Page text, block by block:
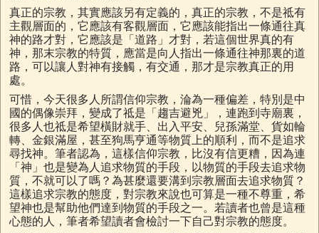
真正的宗教，其實應該另有定義的，真正的宗教，不是祗有
主觀層面的，它應該有客觀層面，它應該能指出一條通往真
神的路才對，它應該是「道路」才對，若這個世界真的有
神，那末宗教的特質，應當是向人指出一條通往神那裏的道
路，可以讓人對神有接觸，有交通，那才是宗教真正的用
處。
可惜，今天很多人所謂信仰宗教，淪為一種偏差，特別是中
國的偶像崇拜，變成了祗是「趨吉避兇」，連跑到寺廟裏，
很多人也祗是希望橫財就手、出入平安、兒孫滿堂、貨如輪
轉、金銀滿屋，甚至狗馬亨通等物質上的順利，而不是追求
尋找神。筆者認為，這樣信仰宗教，比沒有信更糟，因為連
「神」也是變為人追求物質的手段，以物質的手段去追求物
質，不就可以了嗎？為甚麼還要溝到宗教層面去追求物質？
這樣追求宗教的態度，對宗教來說也可算是一種不尊重，希
望神也是幫助他們達到物質的手段之一。若讀者也曾是這種
心態的人，筆者希望讀者會檢討一下自己對宗教的態度。